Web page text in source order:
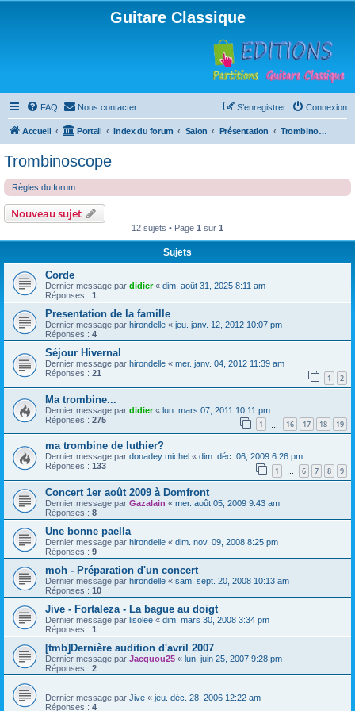
Guitare Classique
FAQ Nous contacter Connexion
S’enregistrer
Accueil Portail Index du forum Salon Présentation Trombinoscope
Trombinoscope
Règles du forum
Nouveau sujet
12 sujets • Page 1 sur 1
Sujets
Corde
Dernier message par didier« dim. août 31, 2025 8:11 am
Réponses : 1
Presentation de la famille
Dernier message par hirondelle « jeu. janv. 12, 2012 10:07 pm
Réponses : 4
Séjour Hivernal
Dernier message par hirondelle « mer. janv. 04, 2012 11:39 am
Réponses : 21 1 2
Ma trombine...
Dernier message par didier« lun. mars 07, 2011 10:11 pm
Réponses : 275 1 16 17 18 19
ma trombine de luthier?
Dernier message par donadey michel « dim. déc. 06, 2009 6:26 pm
Réponses : 133 1 … 6 7 8 9
Concert 1er août 2009 à Domfront
Dernier message par Gazalain « mer. août 05, 2009 9:43 am
Réponses : 8
Une bonne paella
Dernier message par hirondelle « dim. nov. 09, 2008 8:25 pm
Réponses : 9
moh - Préparation d'un concert
Dernier message par hirondelle « sam. sept. 20, 2008 10:13 am
Réponses : 10
Jive - Fortaleza - La bague au doigt
Dernier message par lisolee « dim. mars 30, 2008 3:34 pm
Réponses : 1
[tmb]Dernière audition d'avril 2007
Dernier message par Jacquou25 « lun. juin 25, 2007 9:28 pm
Réponses : 2
Dernier message par Jive « jeu. déc. 28, 2006 12:22 am
Réponses : 4